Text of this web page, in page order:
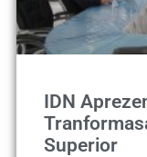
IDN
Superior